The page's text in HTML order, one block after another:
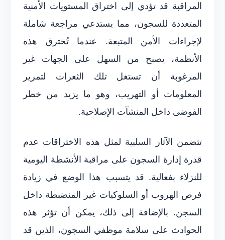
المراقبة قد تؤدي إلى اختراق المستويات الأمنية
المتعددة للسجون، مما يستدعي مراجعة شاملة
لإجراءات الأمن المتبعة. عندما تُخترق هذه
الأنظمة، يصبح من السهل على الجهات غير
المرغوبة أن تستغل تلك الثغرات لتمرير
المعلومات أو التهريب، وهو ما يزيد من خطر
الفوضى داخل المنشآت الإصلاحية.
تتضمن الآثار السلبية لمثل هذه الاختراقات عدم
قدرة إدارة السجون على مراقبة الأنشطة اليومية
للنزلاء بفعالية. قد يتسبب هذا الوضع في زيادة
فرص الهروب أو السلوكيات غير المنضبطة داخل
السجن. بالإضافة إلى ذلك، يمكن أن تؤثر هذه
الحوادث على سلامة موظفي السجون، الذين قد